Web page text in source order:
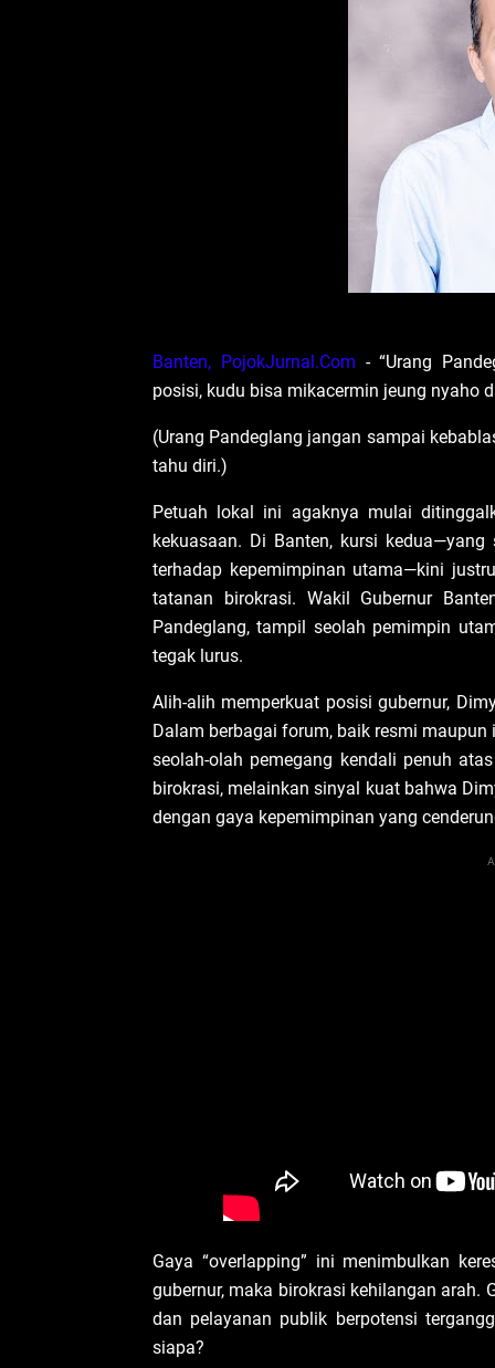
Banten, PojokJurnal.Com - “Urang
posisi, kudu bisa mikacermin jeung nyaho
(Urang Pandeglang jangan sampai
tahu diri.)
Petuah lokal ini agaknya mulai
kekuasaan. Di Banten, kursi
terhadap kepemimpinan utama—kini
tatanan birokrasi. Wakil Gubernur
Pandeglang, tampil seolah pemimpin
tegak lurus.
Alih-alih memperkuat posisi gubernur,
Dalam berbagai forum, baik resmi
seolah-olah pemegang kendali penuh
birokrasi, melainkan sinyal kuat bahwa
dengan gaya kepemimpinan yang
Gaya “overlapping” ini menimbulkan
gubernur, maka birokrasi kehilangan arah.
dan pelayanan publik berpotensi
siapa?